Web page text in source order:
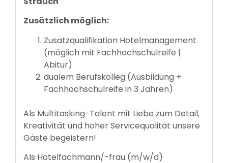
Zusätzlich möglich:
Zusatzqualifikation Hotelmanagement
(möglich mit Fachhochschulreife |
Abitur)
dualem Berufskolleg (Ausbildung +
Fachhochschulreife in 3 Jahren)
Als Multitasking-Talent mit Liebe zum Detail,
Kreativität und hoher Servicequalität unsere
Gäste begeistern!
Als Hotelfachmann/-frau (m/w/d)